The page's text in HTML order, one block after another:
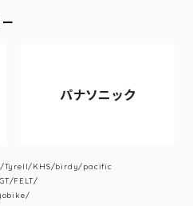
パナソニック
Tyrell/KHS/birdy/pacific
FELT/